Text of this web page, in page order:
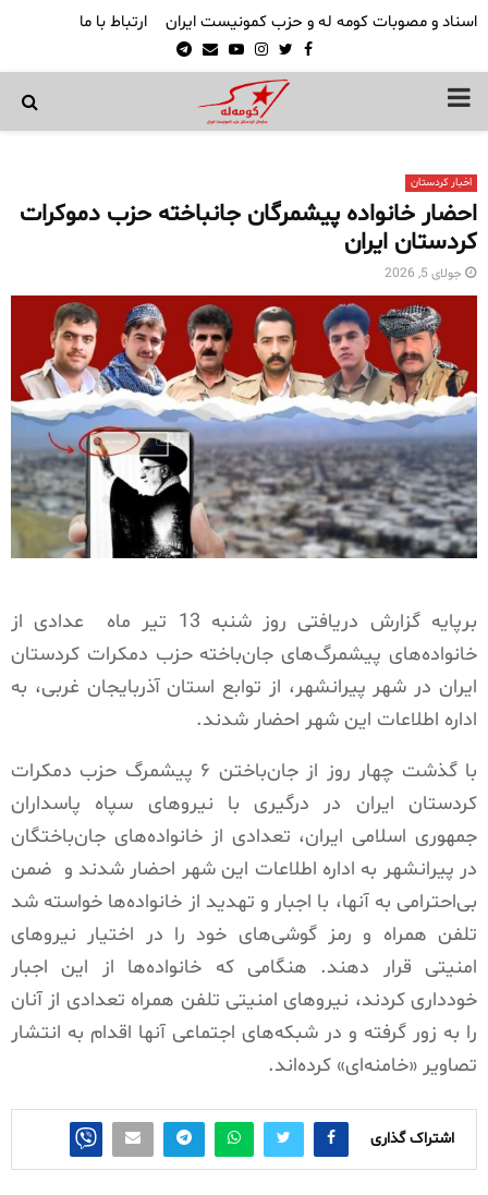
اسناد و مصوبات کومه له و حزب کمونیست ایران ارتباط با ما
Facebook
Twitter
Instagram
Youtube
Email
Telegram
PRIMARY
اخبار کردستان
احضار خانواده پیشمرگان جانباخته حزب دموکرات
کردستان ایران
جولای 5, 2026
برپایه گزارش دریافتی روز شنبه 13 تیر ماه
عدادی از
خانواده‌های پیشمرگ‌های جان‌باخته حزب دمکرات کردستان
ایران در شهر پیرانشهر، از توابع استان آذربایجان غربی، به
اداره اطلاعات این شهر احضار شدند.
با گذشت چهار روز از جان‌باختن ۶ پیشمرگ حزب دمکرات
کردستان ایران در درگیری با نیروهای سپاه پاسداران
جمهوری اسلامی ایران، تعدادی از خانواده‌های جان‌باختگان
در پیرانشهر به اداره اطلاعات این شهر احضار شدند و ضمن
بی‌احترامی به آنها، با اجبار و تهدید از خانواده‌ها خواسته شد
تلفن همراه و رمز گوشی‌های خود را در اختیار نیروهای
امنیتی قرار دهند. هنگامی که خانواده‌ها از این اجبار
خودداری کردند، نیروهای امنیتی تلفن همراه تعدادی از آنان
را به زور گرفته و در شبکه‌های اجتماعی آنها اقدام به انتشار
تصاویر «خامنه‌ای» کرده‌اند.
اشتراک گذاری